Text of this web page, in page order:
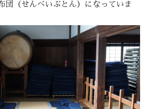
団（せんべいぶとん）になっていま